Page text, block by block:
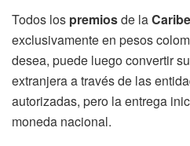
Todos los premiosde la
exclusivamente en pesos
desea, puede luego convertir
extranjera a través de las
autorizadas, pero la entrega
moneda nacional.